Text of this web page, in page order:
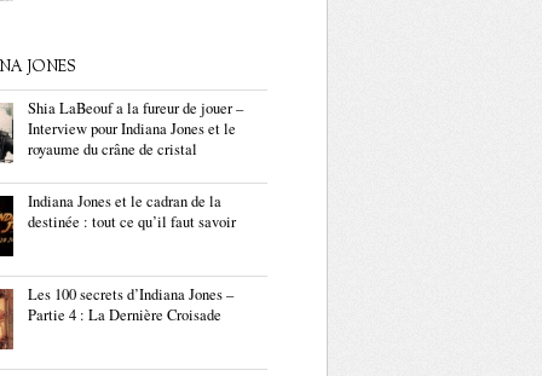
JONES
Shia LaBeouf a la fureur de jouer –
Interview pour Indiana Jones et le
royaume du crâne de cristal
Indiana Jones et le cadran de la
destinée : tout ce qu’il faut savoir
Les 100 secrets d’Indiana Jones –
Partie 4 : La Dernière Croisade